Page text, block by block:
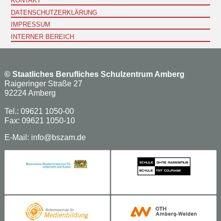
DATENSCHUTZERKLÄRUNG
IMPRESSUM
INTERNER BEREICH
© Staatliches Berufliches Schulzentrum Amberg
Raigeringer Straße 27
92224 Amberg
Tel.: 09621 1050-00
Fax: 09621 1050-10
E-Mail: info@bszam.de